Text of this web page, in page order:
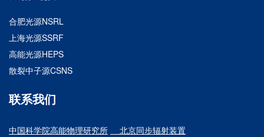
合肥光源NSRL
上海光源SSRF
高能光源HEPS
散裂中子源CSNS
联系我们
中国科学院高能物理研究所
北京同步辐射装置